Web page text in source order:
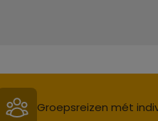
Groepsreizen mét